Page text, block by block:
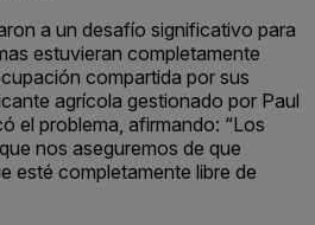
a un desafío significativo para
estuvieran completamente
compartida por sus
agrícola gestionado por Paul
el problema, afirmando: “Los
nos aseguremos de que
esté completamente libre de